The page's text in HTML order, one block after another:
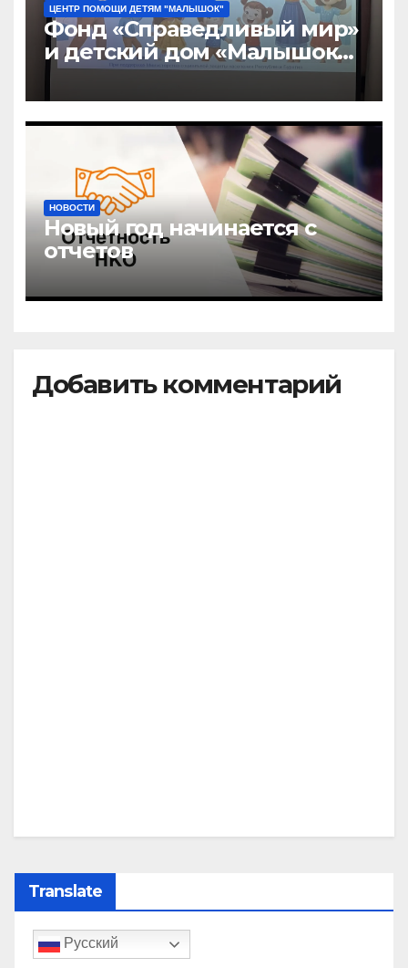
ЦЕНТР ПОМОЩИ ДЕТЯМ "МАЛЫШОК"
Фонд «Справедливый мир»
и детский дом «Малышок»
открыли центр новых
возможностей «УРАГШАА»
НОВОСТИ
Новый год начинается с
отчетов
Добавить комментарий
Translate
Русский